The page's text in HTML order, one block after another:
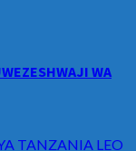
WA
TANZANIA LEO